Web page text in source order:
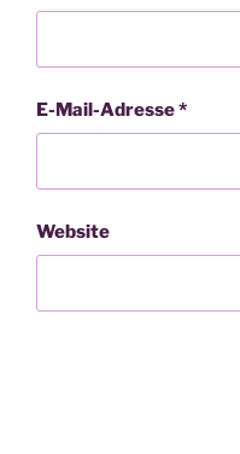
E-Mail-Adresse*
Website